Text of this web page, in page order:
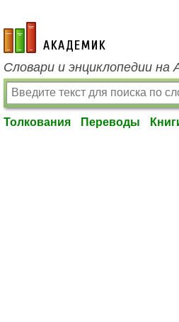
academic.ru
Словари и энциклопедии на
Толкования Переводы